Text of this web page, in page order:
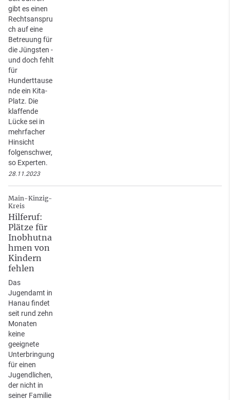
gibt es einen
Rechtsanspru
ch auf eine
Betreuung für
die Jüngsten -
und doch fehlt
für
Hunderttause
nde ein Kita-
Platz. Die
klaffende
Lücke sei in
mehrfacher
Hinsicht
folgenschwer,
so Experten.
28.11.2023
Main-Kinzig-
Kreis
Hilferuf:
Plätze für
Inobhutna
hmen von
Kindern
fehlen
Das
Jugendamt in
Hanau findet
seit rund zehn
Monaten
keine
geeignete
Unterbringung
für einen
Jugendlichen,
der nicht in
seiner Familie